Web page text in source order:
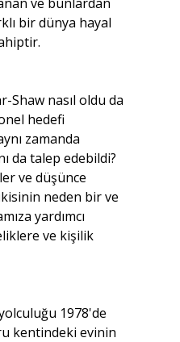
bir dünya hayal
Shaw nasıl oldu da
hedefi
zamanda
da talep edebildi?
ve düşünce
neden bir ve
yardımcı
ve kişilik
1978'de
kentindeki evinin